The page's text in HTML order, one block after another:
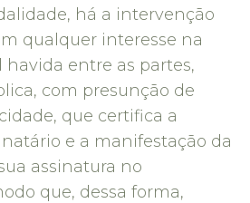
há a intervenção
qualquer interesse na
havida entre as partes,
com presunção de
que certifica a
e a manifestação da
assinatura no
que, dessa forma,